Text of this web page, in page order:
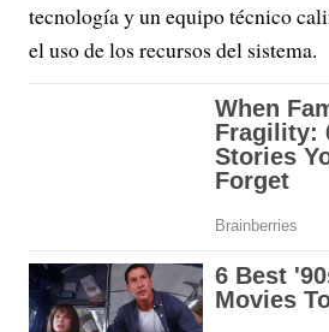
tecnología y un equipo técnico
el uso de los recursos del sistema.